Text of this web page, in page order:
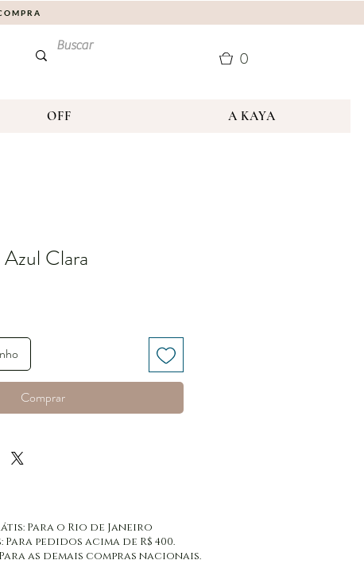
0
OFF A KAYA
Clara
Comprar
Para o Rio de Janeiro
pedidos acima de R$ 400.
Para as demais compras nacionais.